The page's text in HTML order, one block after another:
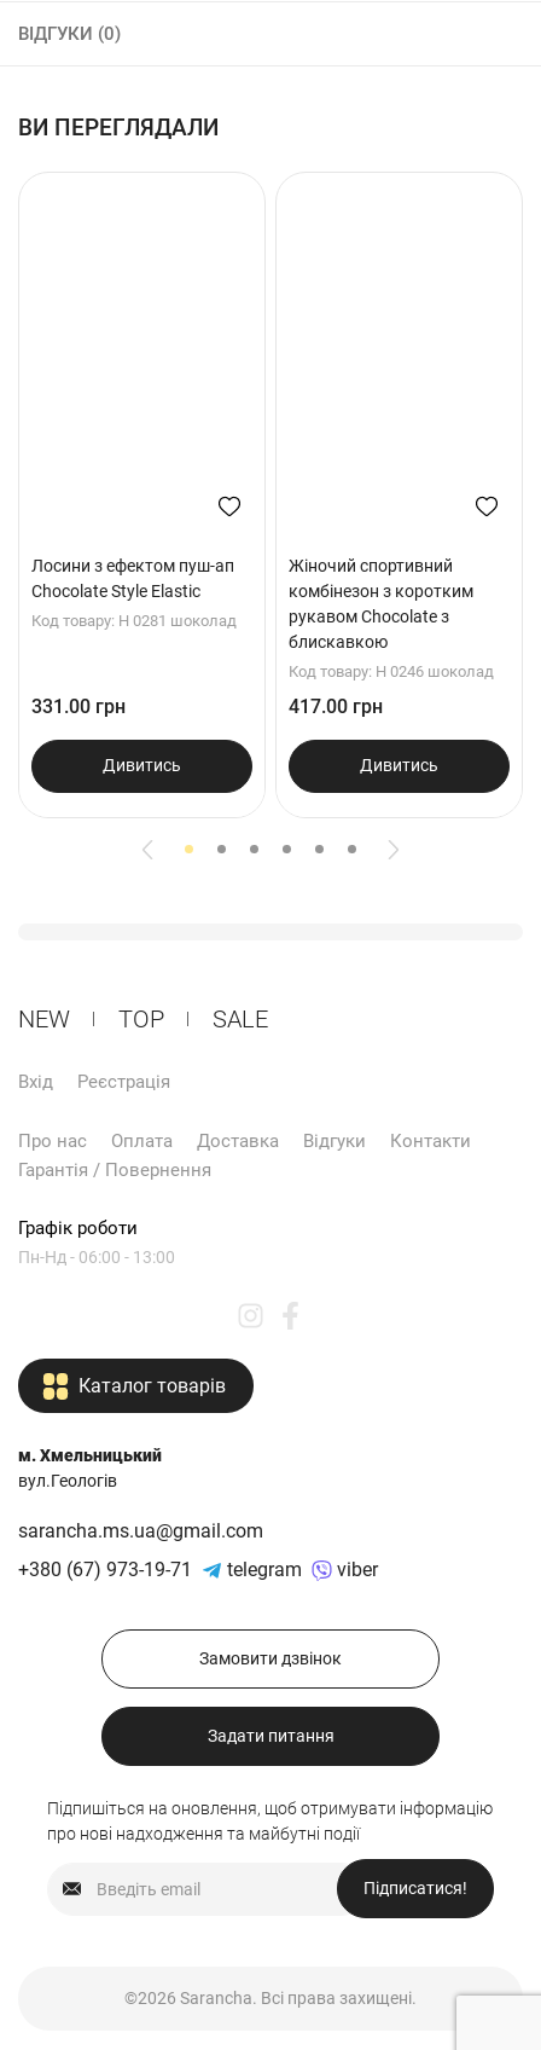
ВІДГУКИ (0)
ВИ ПЕРЕГЛЯДАЛИ
Лосини з ефектом пуш-ап
Chocolate Style Elastic
Код товару: H 0281 шоколад
331.00 грн
Дивитись
Жіночий спортивний
комбінезон з коротким
рукавом Chocolate з
блискавкою
Код товару: Н 0246 шоколад
417.00 грн
Дивитись
NEW ТОP SALE
Про нас Оплата Доставка Відгуки
Контакти
Гарантія / Повернення
Вхід Реєстрація
м. Хмельницький
вул.Геологів
sarancha.ms.ua@gmail.com
+380 (67) 973-19-71
telegram viber
Замовити дзвінок
Задати питання
Підпишіться на оновлення, щоб отримувати інформацію
про нові надходження та майбутні події
Підписатися!
Графік роботи
Пн-Нд - 06:00 - 13:00
Каталог товарів
©2026 Sarancha. Всі права захищені.